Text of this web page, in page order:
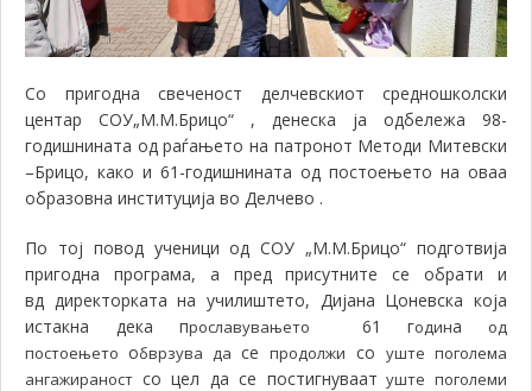
Со пригодна свеченост делчевскиот средношколски
центар СОУ„М.М.Брицо“ , денеска ја одбележа 98-
годишнината од раѓањето на патронот Методи Митевски
–Брицо, како и 61-годишнината од постоењето на оваа
образовна институција во Делчево .
По тој повод ученици од СОУ „М.М.Брицо“ подготвија
пригодна програма, а пред присутните се обрати и
вд директорката на училиштето, Дијана Цоневска која
истакна дека прославувањето 61 година од
постоењето обврзува да се продолжи со уште поголема
ангажираност со цел да се постигнуваат уште поголеми